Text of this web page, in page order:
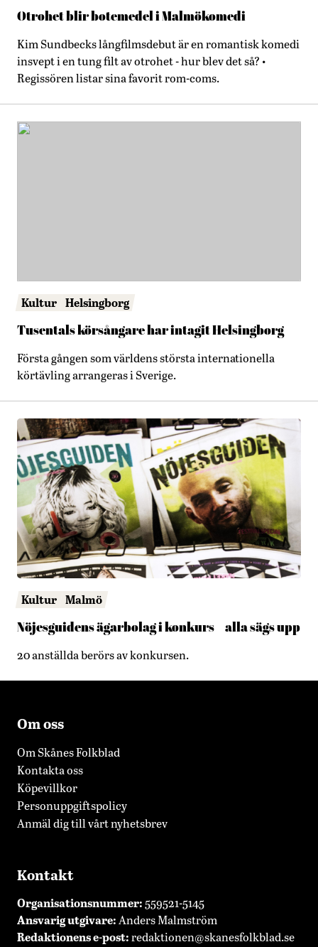
Otrohet blir botemedel i Malmökomedi
Kim Sundbecks långfilmsdebut är en romantisk komedi
insvept i en tung filt av otrohet - hur blev det så? •
Regissören listar sina favorit rom-coms.
Kultur Helsingborg
Tusentals körsångare har intagit Helsingborg
Första gången som världens största internationella
körtävling arrangeras i Sverige.
Kultur Malmö
Nöjesguidens ägarbolag i konkurs – alla sägs upp
20 anställda berörs av konkursen.
Om oss
Om Skånes Folkblad
Kontakta oss
Köpevillkor
Personuppgiftspolicy
Anmäl dig till vårt nyhetsbrev
Kontakt
Organisationsnummer: 559521-5145
Ansvarig utgivare: Anders Malmström
Redaktionense-post:redaktionen@skanesfolkblad.se